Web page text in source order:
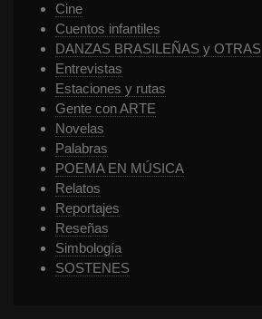
Cine
Cuentos infantiles
DANZAS BRASILEÑAS y OTRAS
Entrevistas
Estaciones y rutas
Gente con ARTE
Novelas
Palabras
POEMA EN MÚSICA
Relatos
Reportajes
Reseñas
Simbología
SOSTENES